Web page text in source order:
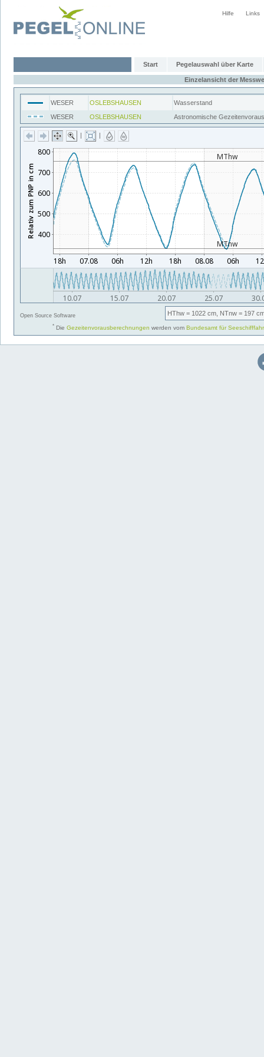
Hilfe Links
Start Pegelauswahl über Karte
Einzelansicht der
WESER OSLEBSHAUSEN
Wasserstand
WESER
OSLEBSHAUSEN Astronomische
| |
Open Source Software HThw = 1022 cm, NTnw = 197
* Die Gezeitenvorausberechnungen werden vom Bundesamt für